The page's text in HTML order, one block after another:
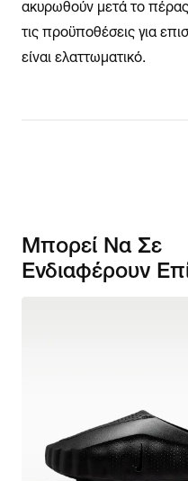
ακυρωθούν μετά το
τις προϋποθέσεις για
είναι ελαττωματικό.
Μπορεί Να Σε
Ενδιαφέρουν